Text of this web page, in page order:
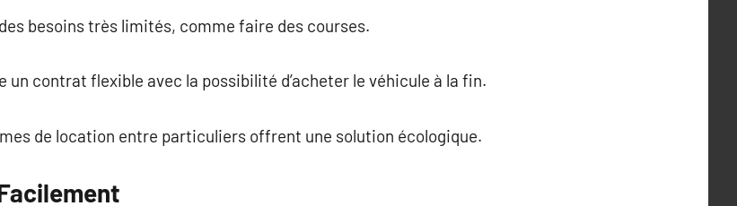
besoins très limités, comme faire des courses.
un contrat flexible avec la possibilité d’acheter le véhicule à la fin.
de location entre particuliers offrent une solution écologique.